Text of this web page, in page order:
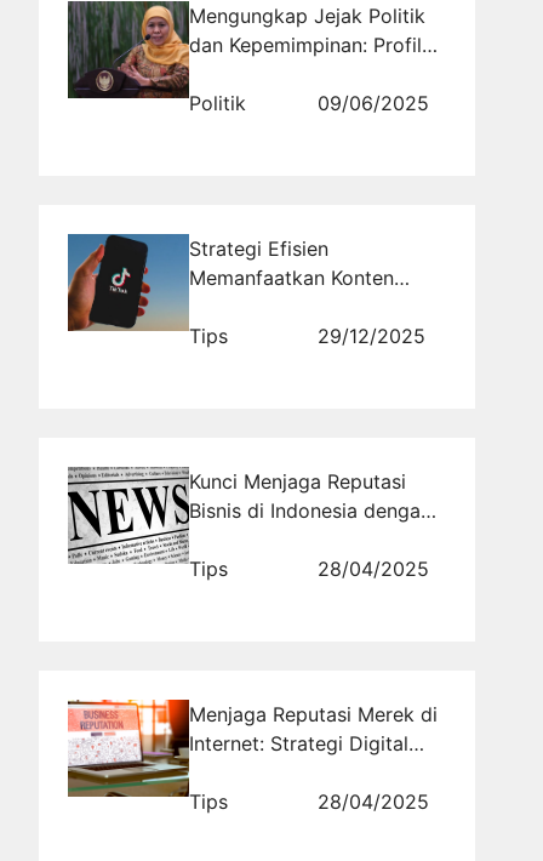
Mengungkap Jejak Politik
dan Kepemimpinan: Profil
Parawansa Provinsi Jawa
Politik 09/06/2025
Strategi Efisien
Memanfaatkan Konten
Meningkatkan Brand
Tips 29/12/2025
Kunci Menjaga Reputasi
Bisnis di Indonesia dengan
Tips
28/04/2025
Menjaga Reputasi Merek di
Internet: Strategi Digital
Tips
28/04/2025